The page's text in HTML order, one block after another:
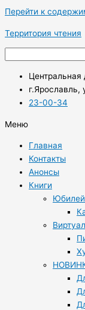
Перейти к
Территория чтения
Центральная
г.Ярославль,
23-00-34
Меню
Главная
Контакты
Анонсы
Книги